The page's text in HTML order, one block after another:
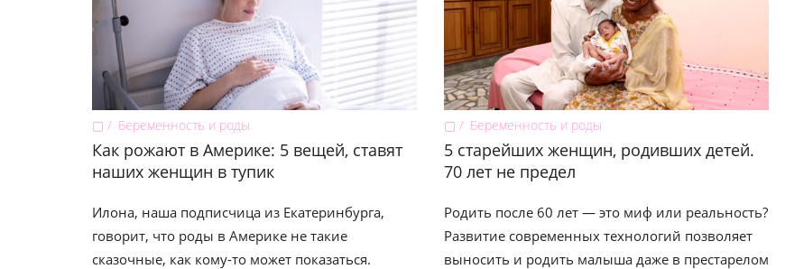
▢ Беременность и роды
Как рожают в Америке: 5 вещей, ставят
наших женщин в тупик
Илона, наша подписчица из Екатеринбурга,
говорит, что роды в Америке не такие
сказочные, как кому-то может показаться.
▢ Беременность и роды
5 старейших женщин, родивших детей.
70 лет не предел
Родить после 60 лет — это миф или реальность?
Развитие современных технологий позволяет
выносить и родить малыша даже в престарелом